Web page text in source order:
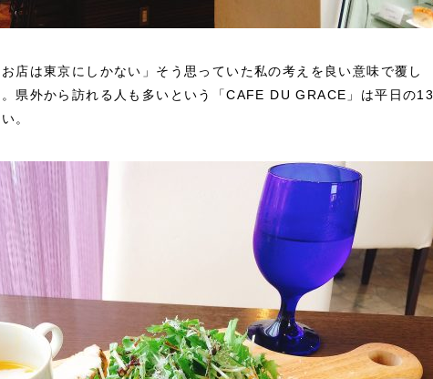
店は東京にしかない」そう思っていた私の考えを良い意味で覆し
県外から訪れる人も多いという「CAFE DU GRACE」は平日の13
。